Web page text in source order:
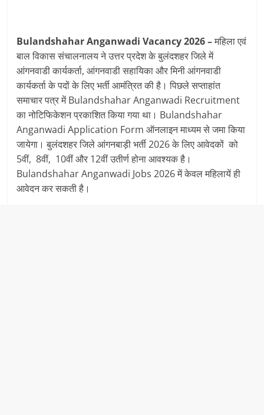
Bulandshahar Anganwadi Vacancy 2026 –महिला एवं
बाल विकास संचालनालय ने उत्तर प्रदेश के बुलंदशहर जिले में
आंगनवाडी कार्यकर्ता, आंगनवाडी सहायिका और मिनी आंगनवाडी
कार्यकर्ता के पदों के लिए भर्ती आमंत्रित की है। पिछले सप्ताहांत
समाचार पत्र में Bulandshahar Anganwadi Recruitment
का नोटिफिकेशन प्रकाशित किया गया था। Bulandshahar
Anganwadi Application Form ऑनलाइन माध्यम से जमा किया
जायेगा। बुलंदशहर जिले आंगनबाड़ी भर्ती 2026 के लिए आवेदकों को
5वीं, 8वीं, 10वीं और 12वीं उतीर्ण होना आवश्यक है।
Bulandshahar Anganwadi Jobs 2026 में केवल महिलायें ही
आवेदन कर सकती है।